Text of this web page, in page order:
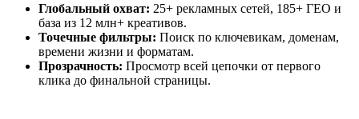
Глобальный охват: 25+ рекламных сетей, 185+ ГЕО и
база из 12 млн+ креативов.
Точечные фильтры: Поиск по ключевикам, доменам,
времени жизни и форматам.
Прозрачность: Просмотр всей цепочки от первого
клика до финальной страницы.